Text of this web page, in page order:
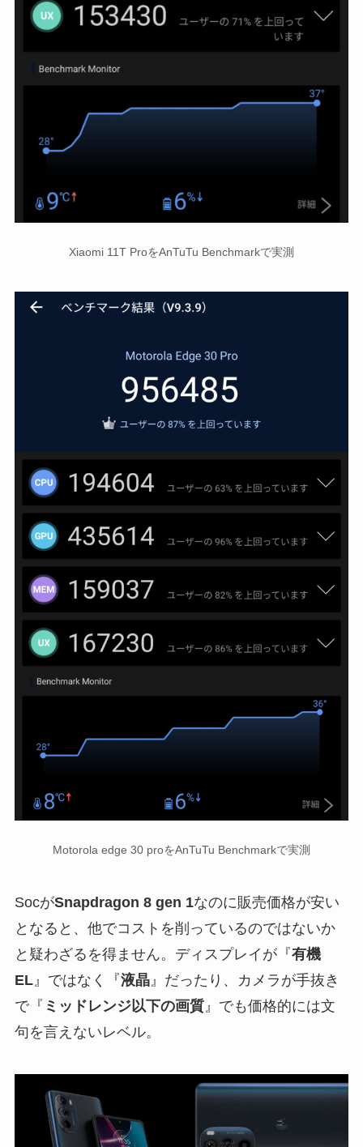
Xiaomi 11T ProをAnTuTu Benchmarkで実測
Motorola edge 30 proをAnTuTu Benchmarkで実測
SocがSnapdragon 8 gen 1なのに販売価格が安い
となると、他でコストを削っているのではないか
と疑わざるを得ません。ディスプレイが『有機
EL』ではなく『液晶』だったり、カメラが手抜き
で『 ミッドレンジ以下の画質』でも価格的には文
句を言えないレベル。